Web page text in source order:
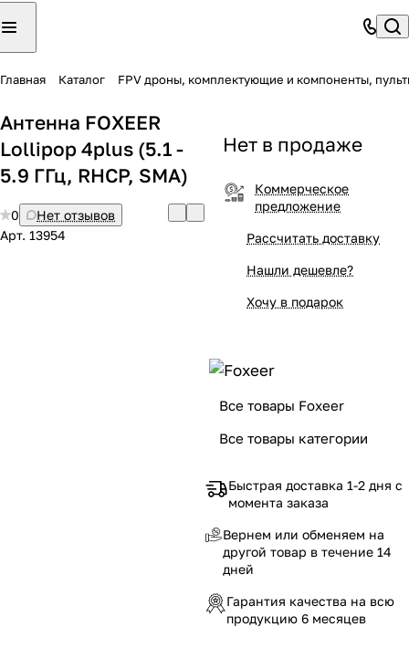
Главная Каталог FPV дроны, комплектующие и компоненты,
Антенна FOXEER
Lollipop 4plus (5.1 -
5.9 ГГц, RHCP, SMA)
0
Нет отзывов
Арт. 13954
Нет в продаже
Коммерческое
предложение
Рассчитать доставку
Нашли дешевле?
Хочу в подарок
Все товары Foxeer
Все товары категории
Быстрая доставка 1-2 дня с
момента заказа
Вернем или обменяем на
другой товар в течение 14
дней
Гарантия качества на всю
продукцию 6 месяцев